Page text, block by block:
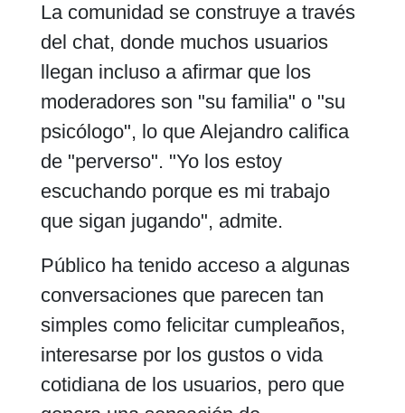
La comunidad se construye a través
del chat, donde muchos usuarios
llegan incluso a afirmar que los
moderadores son "su familia" o "su
psicólogo", lo que Alejandro califica
de "perverso". "Yo los estoy
escuchando porque es mi trabajo
que sigan jugando", admite.
Público ha tenido acceso a algunas
conversaciones que parecen tan
simples como felicitar cumpleaños,
interesarse por los gustos o vida
cotidiana de los usuarios, pero que